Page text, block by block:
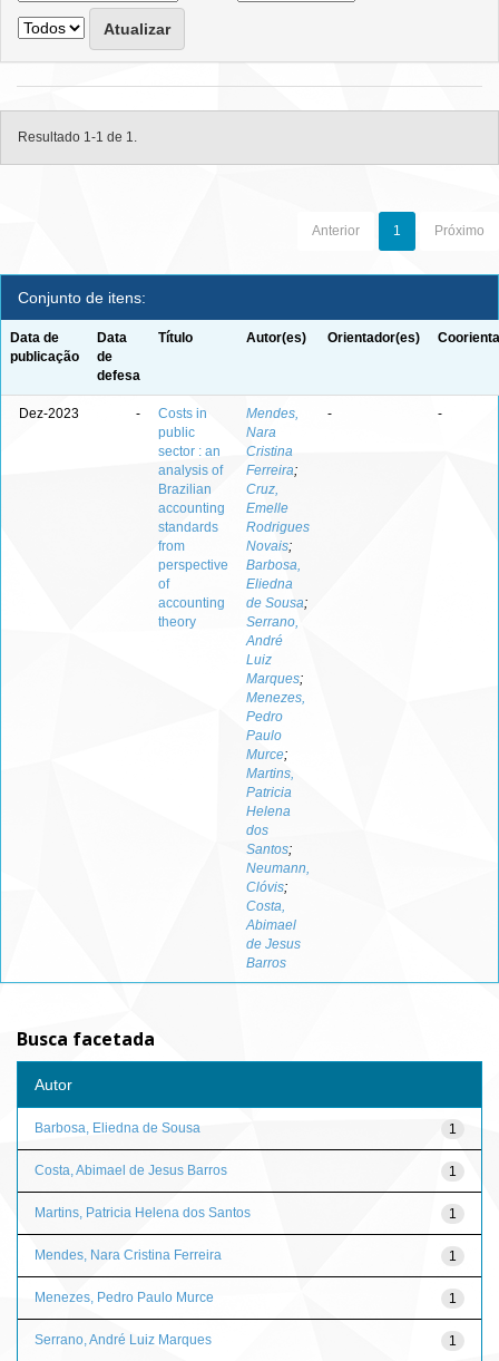
Resultado 1-1 de 1.
Anterior 1 Próximo
Conjunto de itens:
Data de
publicação
Data
de
defesa
Título Autor(es) Orientador(es)
Dez-2023 -
Costs in
public
sector : an
analysis of
Brazilian
accounting
standards
from
perspective
of
accounting
theory
Mendes,
Nara
Cristina
Ferreira;
Cruz,
Emelle
Rodrigues
Novais;
Barbosa,
Eliedna
de Sousa;
Serrano,
André
Luiz
Marques;
Menezes,
Pedro
Paulo
Murce;
Martins,
Patricia
Helena
dos
Santos;
Neumann,
Clóvis;
Costa,
Abimael
de Jesus
Barros
- -
Busca facetada
Autor
1
Barbosa, Eliedna de Sousa
1
Costa, Abimael de Jesus Barros
1
Martins, Patricia Helena dos Santos
1
Mendes, Nara Cristina Ferreira
1
Menezes, Pedro Paulo Murce
1
Serrano, André Luiz Marques